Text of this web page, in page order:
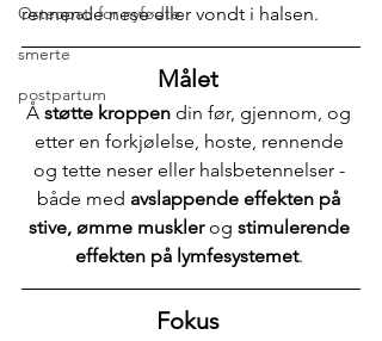
Osteopati for nyfødte
smerte
postpartum
rennende nese eller vondt i halsen.
Målet
Å støtte kroppen din før, gjennom, og
etter en forkjølelse, hoste, rennende
og tette neser eller halsbetennelser -
både med avslappende effekten på
stive, ømme muskler og stimulerende
effekten på lymfesystemet.
Fokus